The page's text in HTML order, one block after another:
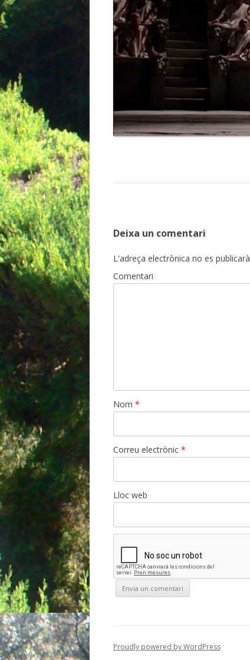
Deixa un comentari
L'adreça electrònica no es publicarà
Comentari
Nom *
Correu electrònic *
Lloc web
Proudly powered by WordPress